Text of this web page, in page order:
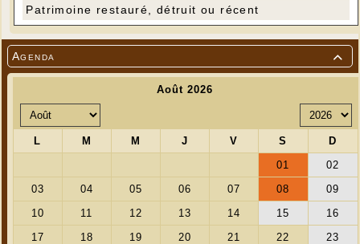

Agenda
Patrimoine restauré, détruit ou récent